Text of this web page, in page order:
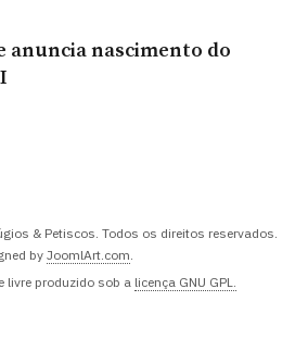
anuncia nascimento do
& Petiscos. Todos os direitos reservados.
by JoomlArt.com.
livre produzido sob a licença GNU GPL.